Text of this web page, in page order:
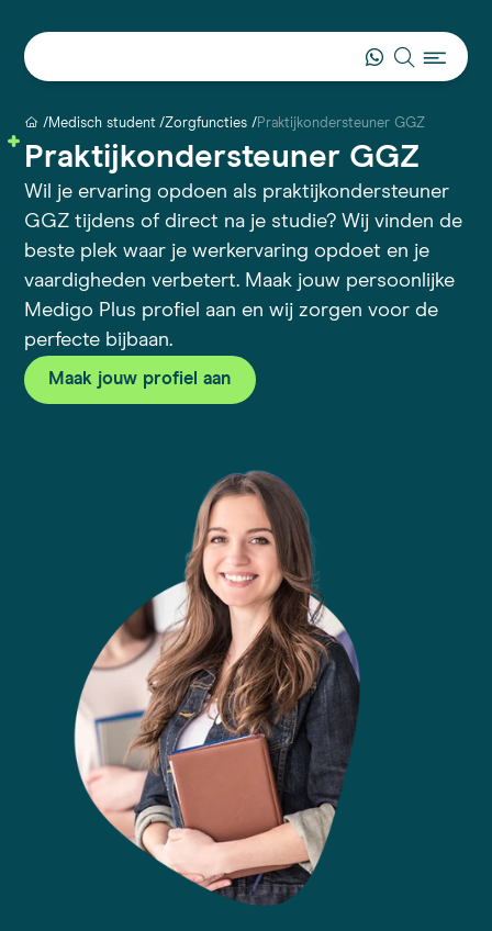
Medisch student Zorgfuncties Praktijkondersteuner GGZ
Praktijkondersteuner GGZ
Wil je ervaring opdoen als praktijkondersteuner
GGZ tijdens of direct na je studie? Wij vinden de
beste plek waar je werkervaring opdoet en je
vaardigheden verbetert. Maak jouw persoonlijke
Medigo Plus profiel aan en wij zorgen voor de
perfecte bijbaan.
Maak jouw profiel aan